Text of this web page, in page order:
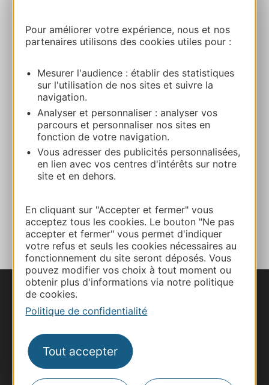
Pour améliorer votre expérience, nous et nos
partenaires utilisons des cookies utiles pour :
Mesurer l'audience : établir des statistiques
sur l'utilisation de nos sites et suivre la
navigation.
Analyser et personnaliser : analyser vos
parcours et personnaliser nos sites en
fonction de votre navigation.
Vous adresser des publicités personnalisées,
en lien avec vos centres d'intérêts sur notre
site et en dehors.
En cliquant sur "Accepter et fermer" vous
acceptez tous les cookies. Le bouton "Ne pas
accepter et fermer" vous permet d'indiquer
votre refus et seuls les cookies nécessaires au
fonctionnement du site seront déposés. Vous
pouvez modifier vos choix à tout moment ou
obtenir plus d'informations via notre politique
de cookies.
Politique de confidentialité
Tout accepter
Calculez votre itinéraire
E-mail
Site internet
Facebook
AJOUTER
AU CARNET
Nous contacter
Documentation